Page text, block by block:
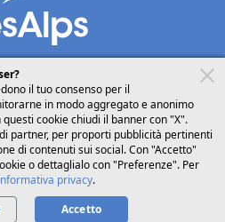
su condividi
Italiano
Cookies Chi siamo
il tuo consenso per il
in modo aggregato e anonimo
cookie chiudi il banner con "X".
partner, per proporti pubblicità pertinenti
di contenuti sui social. Con "Accetto"
o dettaglialo con "Preferenze". Per
privacy.
Accetto